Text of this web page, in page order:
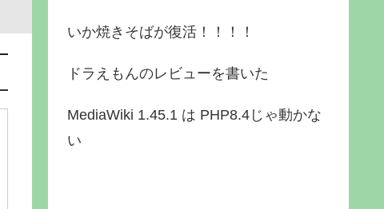
いか焼きそばが復活！！！！
ドラえもんのレビューを書いた
MediaWiki 1.45.1 は PHP8.4じゃ動かな
い